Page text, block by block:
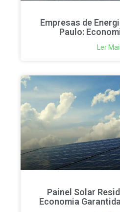
Empresas de
Paulo:
Ler
Painel Solar
Economia